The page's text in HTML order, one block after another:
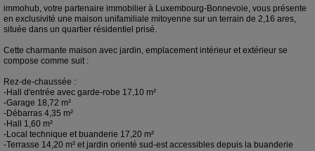
immohub, votre partenaire immobilier à Luxembourg-Bonnevoie, vous présente
en exclusivité une maison unifamiliale mitoyenne sur un terrain de 2,16 ares,
située dans un quartier résidentiel prisé.
Cette charmante maison avec jardin, emplacement intérieur et extérieur se
compose comme suit :
Rez-de-chaussée :
-Hall d'entrée avec garde-robe 17,10 m²
-Garage 18,72 m²
-Débarras 4,35 m²
-Hall 1,60 m²
-Local technique et buanderie 17,20 m²
-Terrasse 14,20 m² et jardin orienté sud-est accessibles depuis la buanderie